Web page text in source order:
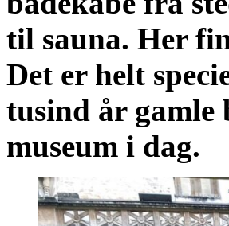
til sauna. Her
Det er helt
tusind år gamle
museum i dag.